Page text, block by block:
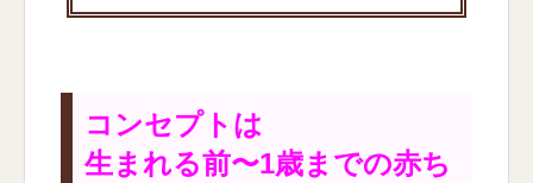
コンセプトは
生まれる前〜1歳までの赤ち